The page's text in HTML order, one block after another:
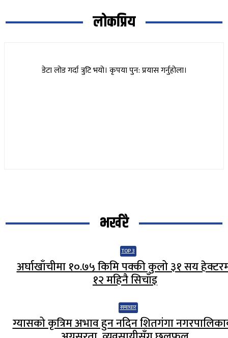
लोकप्रिय
डेटा लोड गर्दा त्रुटि भयो। कृपया पुन: प्रयास गर्नुहोला।
भर्खरै
TOP 3
अर्घाखाँचीमा १०.७५ किमि पक्की कुलो ३१ सय
१२ महिनै सिचाँइ
समाचार
ग्यासको कृत्रिम अभाव हुन नदिन शितगंगा